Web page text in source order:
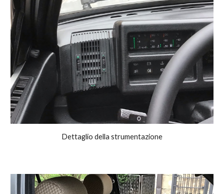
Dettaglio della strumentazione